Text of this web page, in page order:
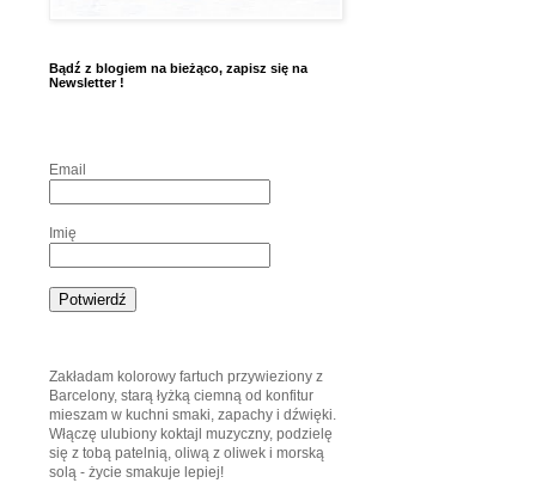
Bądź z blogiem na bieżąco, zapisz się na
Newsletter !
Email
Imię
Zakładam kolorowy fartuch przywieziony z
Barcelony, starą łyżką ciemną od konfitur
mieszam w kuchni smaki, zapachy i dźwięki.
Włączę ulubiony koktajl muzyczny, podzielę
się z tobą patelnią, oliwą z oliwek i morską
solą - życie smakuje lepiej!